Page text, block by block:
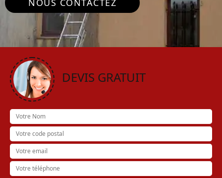
NOUS CONTACTEZ
DEVIS GRATUIT